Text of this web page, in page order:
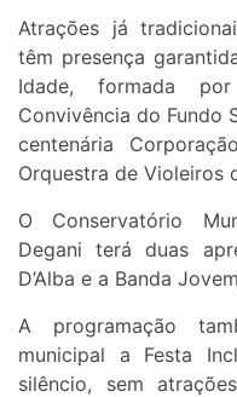
Atrações já
têm presença
Idade, formada
Convivência do Fundo
centenária
Orquestra de Violeiros
O Conservatório
Degani terá duas
D’Alba e a Banda
A programação
municipal a Festa
silêncio, sem